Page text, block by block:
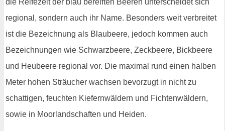
die Reifezeit der blau bereiften Beeren unterscheidet sich
regional, sondern auch ihr Name. Besonders weit verbreitet
ist die Bezeichnung als Blaubeere, jedoch kommen auch
Bezeichnungen wie Schwarzbeere, Zeckbeere, Bickbeere
und Heubeere regional vor. Die maximal rund einen halben
Meter hohen Sträucher wachsen bevorzugt in nicht zu
schattigen, feuchten Kiefernwäldern und Fichtenwäldern,
sowie in Moorlandschaften und Heiden.